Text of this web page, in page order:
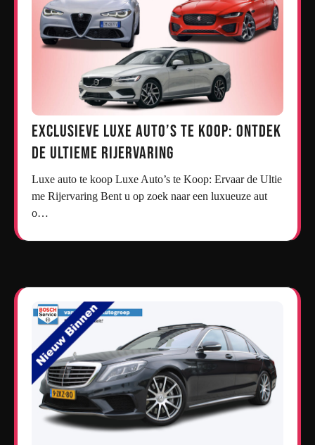
Exclusieve Luxe Auto’s te Koop: Ontdek
de Ultieme Rijervaring
Luxe auto te koop Luxe Auto’s te Koop: Ervaar de Ultie
me Rijervaring Bent u op zoek naar een luxueuze aut
o…